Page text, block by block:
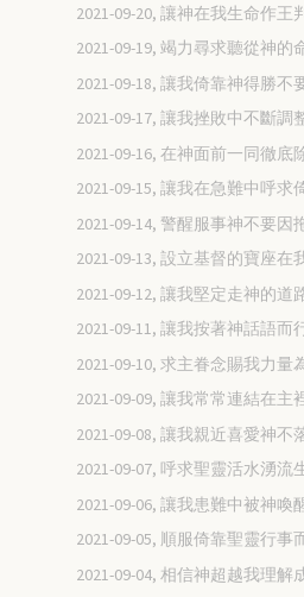
2021-09-20, 讓神在我生命作王
2021-09-19, 竭力尋求聽從神的
2021-09-18, 讓我倚靠神得勝不
2021-09-17, 讓我挫敗中不斷調
2021-09-16, 在神面前一同徹底
2021-09-15, 讓我在急難中呼求
2021-09-14, 警醒服事神不要因
2021-09-13, 設立基督的寶座在
2021-09-12, 讓我堅定走神的道
2021-09-11, 讓我按著神話語而
2021-09-10, 求主眷念賜我力量
2021-09-09, 讓我常常連結在主
2021-09-08, 讓我親近喜愛神不
2021-09-07, 呼求聖靈活水湧流
2021-09-06, 讓我患難中被神喚
2021-09-05, 順服倚靠聖靈行事
2021-09-04, 相信神超越我理解